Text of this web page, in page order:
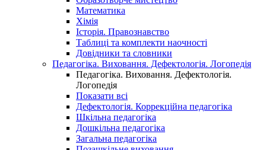
Математика
Хімія
Історія. Правознавство
Таблиці та комплекти наочності
Довідники та словники
Педагогіка. Виховання. Дефектологія. Логопедія
Педагогіка. Виховання. Дефектологія.
Логопедія
Показати всі
Дефектологія. Коррекційна педагогіка
Шкільна педагогіка
Дошкільна педагогіка
Загальна педагогіка